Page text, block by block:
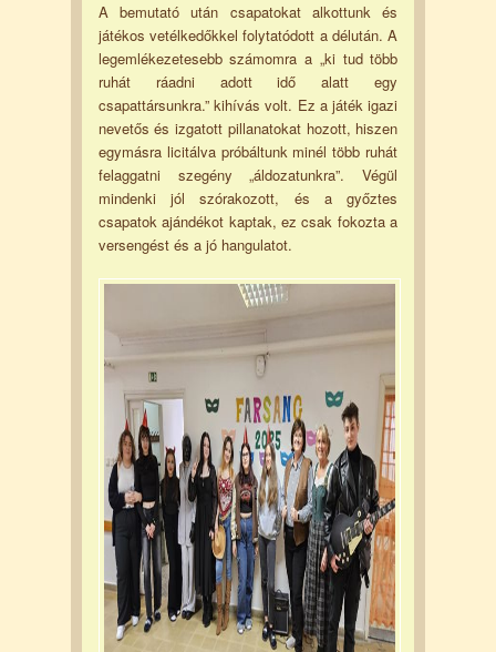
A bemutató után csapatokat alkottunk és
játékos vetélkedőkkel folytatódott a délután. A
legemlékezetesebb számomra a „ki tud több
ruhát ráadni adott idő alatt egy
csapattársunkra.” kihívás volt. Ez a játék igazi
nevetős és izgatott pillanatokat hozott, hiszen
egymásra licitálva próbáltunk minél több ruhát
felaggatni szegény „áldozatunkra”. Végül
mindenki jól szórakozott, és a győztes
csapatok ajándékot kaptak, ez csak fokozta a
versengést és a jó hangulatot.